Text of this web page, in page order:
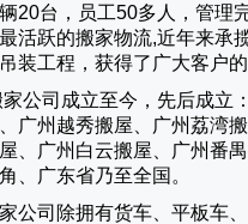
20台，员工50多人，管理
活跃的搬家物流,近年来承
装工程，获得了广大客户的
公司成立至今，先后成立
广州越秀搬屋、广州荔湾
、广州白云搬屋、广州番
、广东省乃至全国。
公司除拥有货车、平板车